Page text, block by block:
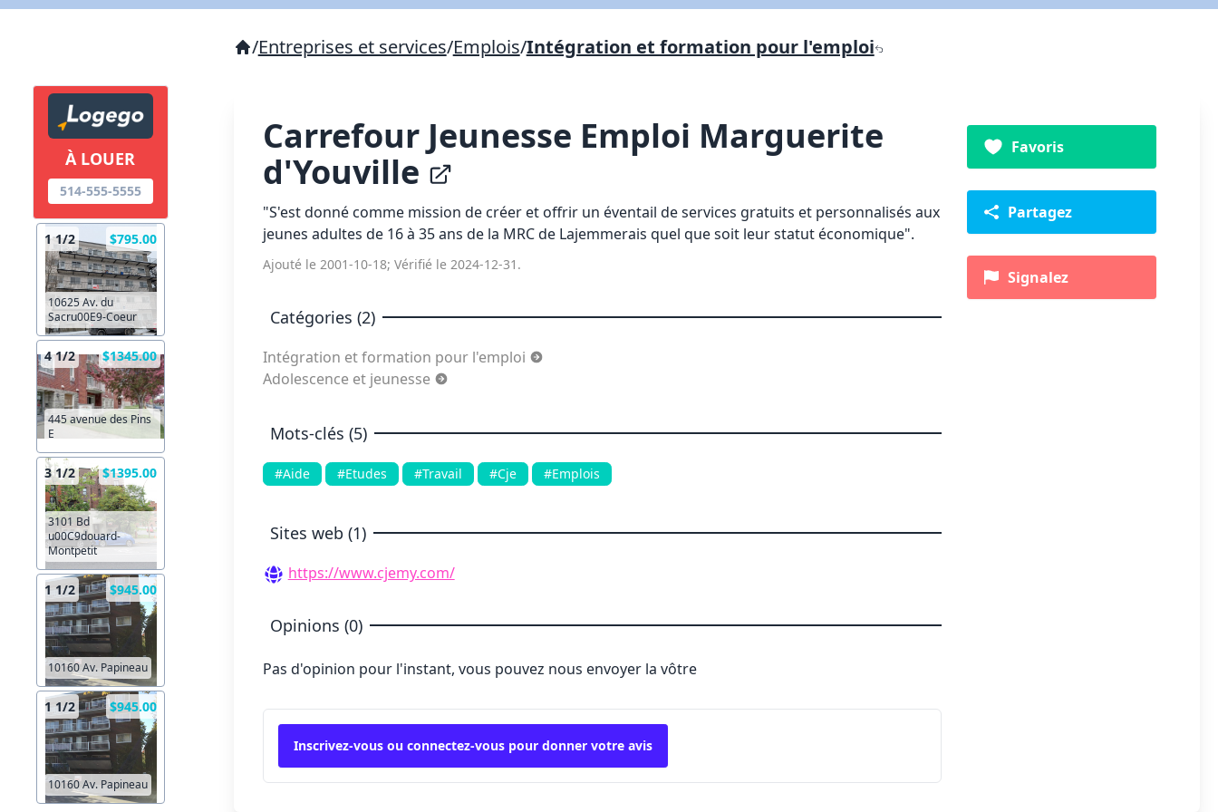
À LOUER
514-555-5555
1 1/2 $795.00
10625 Av. du
Sacru00E9-Coeur
4 1/2 $1345.00
445 avenue des Pins
E
3 1/2 $1395.00
3101 Bd
u00C9douard-
Montpetit
1 1/2 $945.00
10160 Av. Papineau
1 1/2 $945.00
10160 Av. Papineau
/Entreprises et services/Emplois/Intégration et formation pour l'emploi
Carrefour Jeunesse Emploi Marguerite
d'Youville
"S'est donné comme mission de créer et offrir un éventail de services gratuits et personnalisés aux
jeunes adultes de 16 à 35 ans de la MRC de Lajemmerais quel que soit leur statut économique".
Ajouté le 2001-10-18; Vérifié le 2024-12-31.
Catégories (2)
Intégration et formation pour l'emploi
Adolescence et jeunesse
Mots-clés (5)
#Aide #Etudes #Travail #Cje #Emplois
Sites web (1)
https://www.cjemy.com/
Opinions (0)
Pas d'opinion pour l'instant, vous pouvez nous envoyer la vôtre
Inscrivez-vous ou connectez-vous pour donner votre avis
Favoris
Partagez
Signalez
X Fermer Envoyez
Copier lien
X Fermer Envoyez